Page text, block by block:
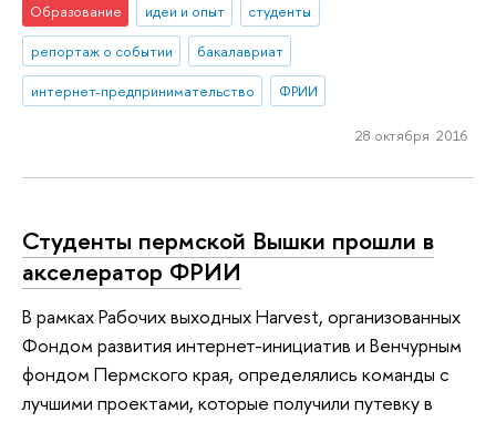
Образование идеи и опыт
студенты
репортаж о событии
бакалавриат
интернет-предпринимательство
ФРИИ
28 октября 2016
Студенты пермской Вышки прошли в
акселератор ФРИИ
В рамках Рабочих выходных Harvest, организованных
Фондом развития интернет-инициатив и Венчурным
фондом Пермского края, определялись команды с
лучшими проектами, которые получили путевку в